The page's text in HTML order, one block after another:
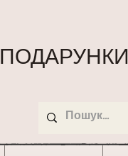
ПОДАРУНКИ